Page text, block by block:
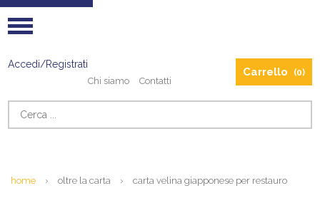
Accedi/Registrati
Carrello (0)
Chi siamo Contatti
home › oltre la carta › carta velina giapponese per restauro